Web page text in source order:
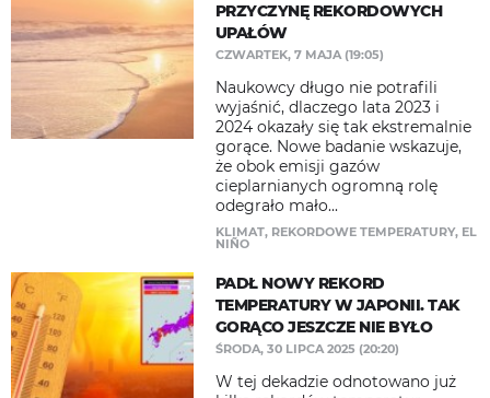
PRZYCZYNĘ REKORDOWYCH
UPAŁÓW
CZWARTEK, 7 MAJA (19:05)
Naukowcy długo nie potrafili
wyjaśnić, dlaczego lata 2023 i
2024 okazały się tak ekstremalnie
gorące. Nowe badanie wskazuje,
że obok emisji gazów
cieplarnianych ogromną rolę
odegrało mało...
KLIMAT, REKORDOWE TEMPERATURY, EL
NIÑO
PADŁ NOWY REKORD
TEMPERATURY W JAPONII. TAK
GORĄCO JESZCZE NIE BYŁO
ŚRODA, 30 LIPCA 2025 (20:20)
W tej dekadzie odnotowano już